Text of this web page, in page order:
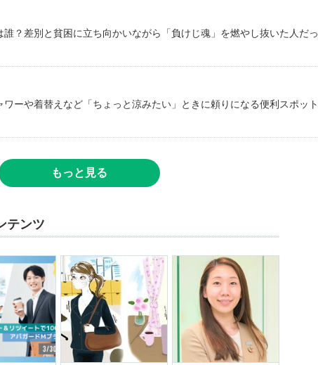
？差別と貧困に立ち向かいながら「負けじ魂」を燃やし抜いた人だっ
ワーや着替えなど「ちょっと涼みたい」ときに頼りになる便利スポット
もっと見る
テンツ